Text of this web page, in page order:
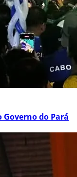
do Pará